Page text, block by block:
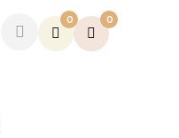
0 0